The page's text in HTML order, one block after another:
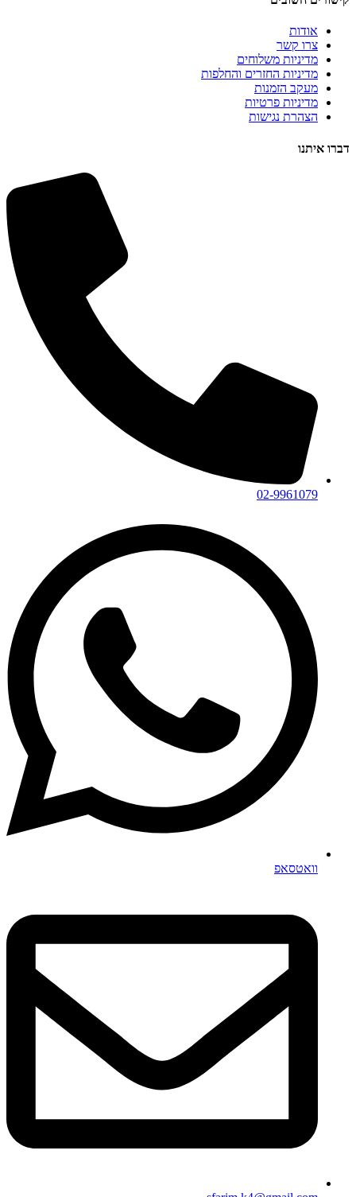
אודות
צרו קשר
מדיניות משלוחים
מדיניות החזרים והחלפות
מעקב הזמנות
מדיניות פרטיות
הצהרת נגישות
דברו איתנו
02-9961079
וואטסאפ